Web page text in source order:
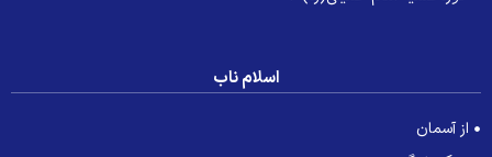
اسلام ناب
از آسمان